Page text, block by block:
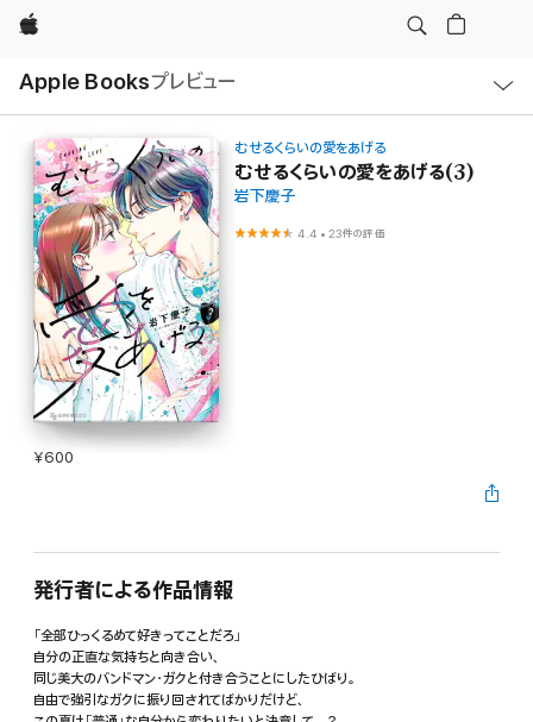
Apple
Apple Booksプレビュー
ル
むせるくらいの愛をあげる
むせるくらいの愛をあげる(3)
岩下慶子
4.4 •23件の評価
¥600
発行者による作品情報
「全部ひっくるめて好きってことだろ」
自分の正直な気持ちと向き合い、
同じ美大のバンドマン・ガクと付き合うことにしたひばり。
自由で強引なガクに振り回されてばかりだけど、